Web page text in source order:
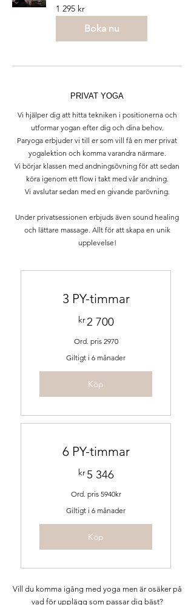
1 295
svenska
kronor
1 295 kr
Boka nu
PRIVAT YOGA
Vi hjälper dig att hitta tekniken i positionerna och
utformar yogan efter dig och dina behov.
Paryoga erbjuder vi till er som vill få en mer privat
yogalektion och komma varandra närmare.
Vi börjar klassen med andningsövning för att sedan
köra igenom ett flow i takt med vår andning.
Vi avslutar sedan med en givande parövning.
Under privatsessionen erbjuds även sound healing
och lättare massage. Allt för att skapa en unik
upplevelse!
3 PY-timmar
kr2 7002 700kr
Ord. pris 2970
Giltigt i 6 månader
Köp
6 PY-timmar
kr5 3465 346kr
Ord. pris 5940kr
Giltigt i 6 månader
Köp
Vill du komma igång med yoga men är osäker på
vad för upplägg som passar dig bäst?